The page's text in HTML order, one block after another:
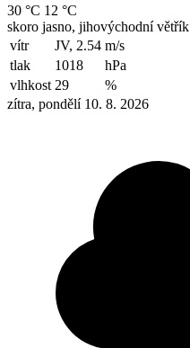
30 °C 12 °C
skoro jasno, jihovýchodní větřík
vítr
JV, 2.54 m/s
tlak
1018
hPa
vlhkost 29
%
zítra, pondělí 10. 8. 2026